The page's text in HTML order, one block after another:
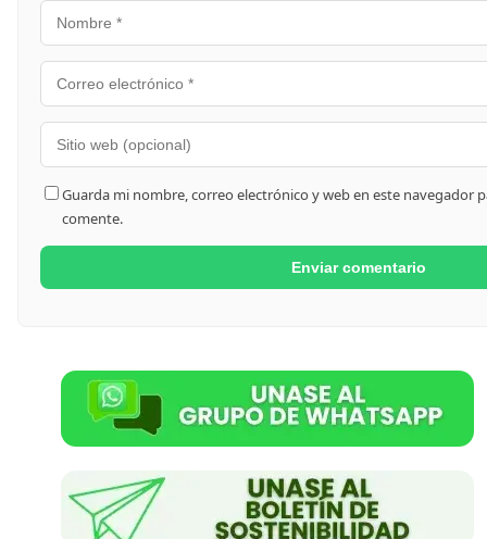
Guarda mi nombre, correo electrónico y web en este navegador
comente.